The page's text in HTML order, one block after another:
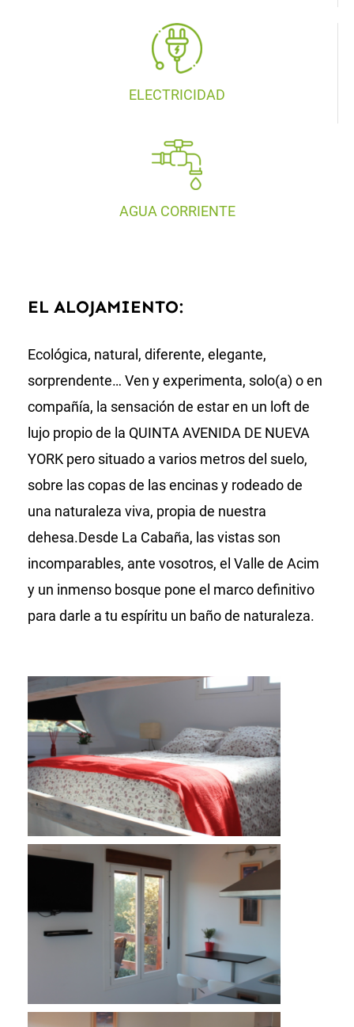
ELECTRICIDAD
AGUA CORRIENTE
EL ALOJAMIENTO:
Ecológica, natural, diferente, elegante,
sorprendente… Ven y experimenta, solo(a) o en
compañía, la sensación de estar en un loft de
lujo propio de la QUINTA AVENIDA DE NUEVA
YORK pero situado a varios metros del suelo,
sobre las copas de las encinas y rodeado de
una naturaleza viva, propia de nuestra
dehesa.Desde La Cabaña, las vistas son
incomparables, ante vosotros, el Valle de Acim
y un inmenso bosque pone el marco definitivo
para darle a tu espíritu un baño de naturaleza.